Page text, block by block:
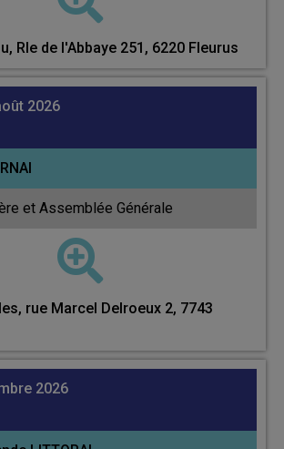
Rle de l'Abbaye 251, 6220 Fleurus
2026
et Assemblée Générale
rue Marcel Delroeux 2, 7743
2026